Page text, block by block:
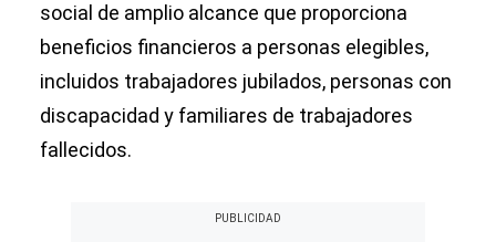
social de amplio alcance que proporciona
beneficios financieros a personas elegibles,
incluidos trabajadores jubilados, personas con
discapacidad y familiares de trabajadores
fallecidos.